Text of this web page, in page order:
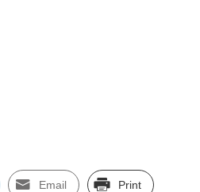
Email Print